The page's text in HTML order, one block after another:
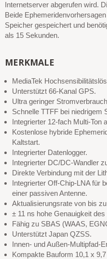
Internetserver abgerufen wird.
Beide
Speicher gespeichert und
als 15 Sekunden.
MERKMALE
MediaTek
Unterstützt 66-Kanal GPS.
Ultra geringer
Schnelle TTFF bei niedrigem
Integrierter 12-fach Multi-Ton
Kostenlose hybride
Kaltstart.
Integrierter Datenlogger.
Integrierter DC/DC-Wandler
Direkte Verbindung mit der
Integrierter Off-Chip-LNA für
einer passiven Antenne.
Aktualisierungsrate von bis
± 11 ns hohe Genauigkeit
Fähig zu SBAS (WAAS,
Unterstützt Japan QZSS.
Innen- und Außen-Multipfad-
Kompakte Bauform 10,1 x